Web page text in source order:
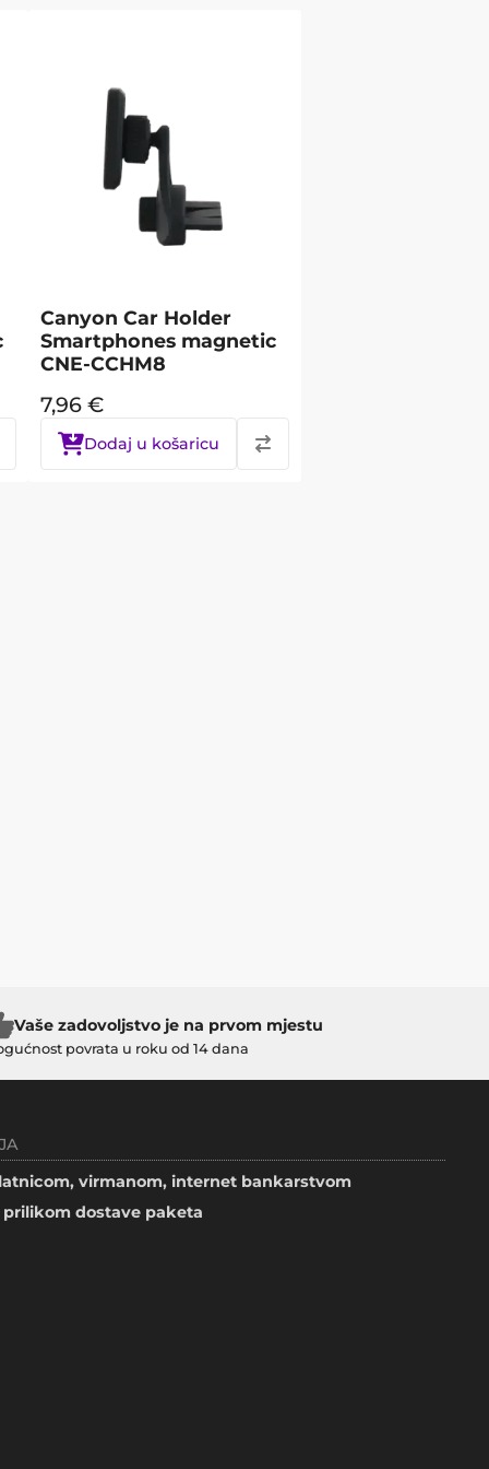
Canyon Car Holder
Smartphones magnetic
CNE-CCHM8
7,96 €
Dodaj u košaricu
Vaše zadovoljstvo je na prvom mjestu
povrata u roku od 14 dana
virmanom, internet bankarstvom
prilikom dostave paketa